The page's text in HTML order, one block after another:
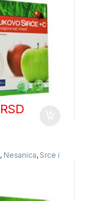
RSD
, Nesanica, Srce i